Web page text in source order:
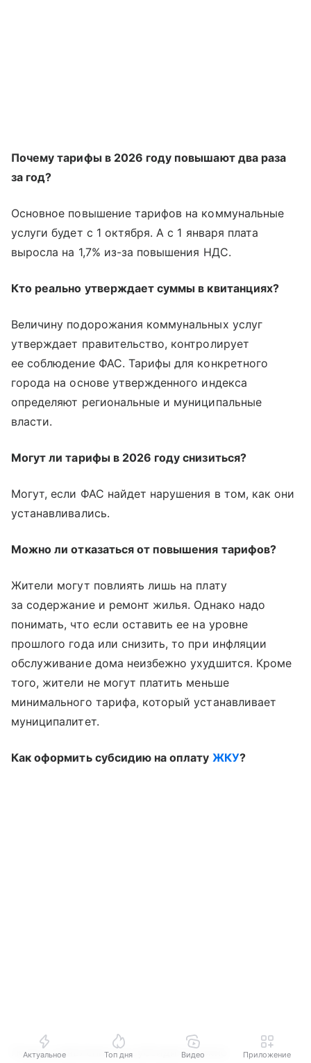
Почему тарифы в 2026 году повышают два раза
за год?
Основное повышение тарифов на коммунальные
услуги будет с 1 октября. А с 1 января плата
выросла на 1,7% из-за повышения НДС.
Кто реально утверждает суммы в квитанциях?
Величину подорожания коммунальных услуг
утверждает правительство, контролирует
ее соблюдение ФАС. Тарифы для конкретного
города на основе утвержденного индекса
определяют региональные и муниципальные
власти.
Могут ли тарифы в 2026 году снизиться?
Могут, если ФАС найдет нарушения в том, как они
устанавливались.
Можно ли отказаться от повышения тарифов?
Жители могут повлиять лишь на плату
за содержание и ремонт жилья. Однако надо
понимать, что если оставить ее на уровне
прошлого года или снизить, то при инфляции
обслуживание дома неизбежно ухудшится. Кроме
того, жители не могут платить меньше
минимального тарифа, который устанавливает
муниципалитет.
Как оформить субсидию на оплату ЖКУ?
Подать заявление на субсидию можно
Актуальное Топ дня Видео Приложение